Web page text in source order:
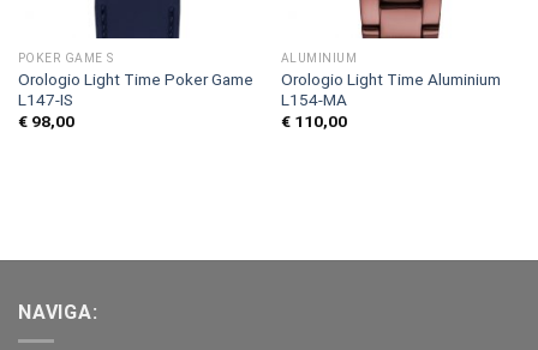
POKER GAME S
Orologio Light Time Poker Game
L147-IS
€98,00
ALUMINIUM
Orologio Light Time Aluminium
L154-MA
€110,00
NAVIGA: